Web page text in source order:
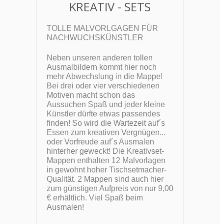
KREATIV - SETS
TOLLE MALVORLGAGEN FÜR
NACHWUCHSKÜNSTLER
Neben unseren anderen tollen
Ausmalbildern kommt hier noch
mehr Abwechslung in die Mappe!
Bei drei oder vier verschiedenen
Motiven macht schon das
Aussuchen Spaß und jeder kleine
Künstler dürfte etwas passendes
finden! So wird die Wartezeit auf´s
Essen zum kreativen Vergnügen...
oder Vorfreude auf´s Ausmalen
hinterher geweckt! Die Kreativset-
Mappen enthalten 12 Malvorlagen
in gewohnt hoher Tischsetmacher-
Qualität. 2 Mappen sind auch hier
zum günstigen Aufpreis von nur 9,00
€ erhältlich. Viel Spaß beim
Ausmalen!